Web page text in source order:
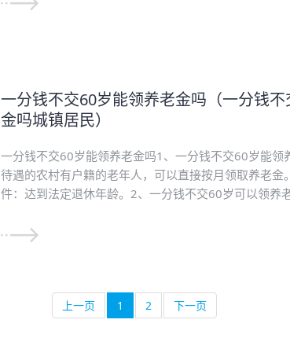
一分钱不交60岁能领养老金吗（一分钱
金吗城镇居民）
一分钱不交60岁能领养老金吗1、一分钱不交60岁能
待遇的农村有户籍的老年人，可以直接按月领取养老
件：达到法定退休年龄。2、一分钱不交60岁可以领养
上一页 1 2 下一页